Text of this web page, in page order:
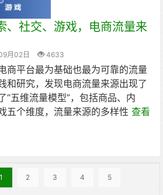
、社交、游戏，电商流量来
月02日 4633
商平台最为基础也最为可靠的流量
和研究，发现电商流量来源出现了
“五维流量模型”，包括商品、内
五个维度，流量来源的多样性 查看
1 2 3 4 5